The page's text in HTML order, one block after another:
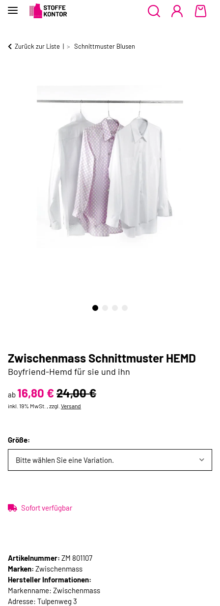
Zurück zur Liste Schnittmuster Blusen
Zwischenmass Schnittmuster HEMD
Boyfriend-Hemd für sie und ihn
ab16,80 € 24,00 €
inkl. 19% MwSt. , zzgl. Versand
Größe:
Bitte wählen Sie eine Variation.
Sofort verfügbar
Artikelnummer: ZM 801107
Marken: Zwischenmass
Hersteller Informationen:
Markenname: Zwischenmass
Adresse: Tulpenweg 3